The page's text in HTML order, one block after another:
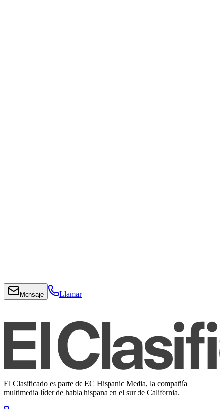
Mensaje Llamar
El Clasificado es parte de EC Hispanic Media, la compañía
multimedia líder de habla hispana en el sur de California.